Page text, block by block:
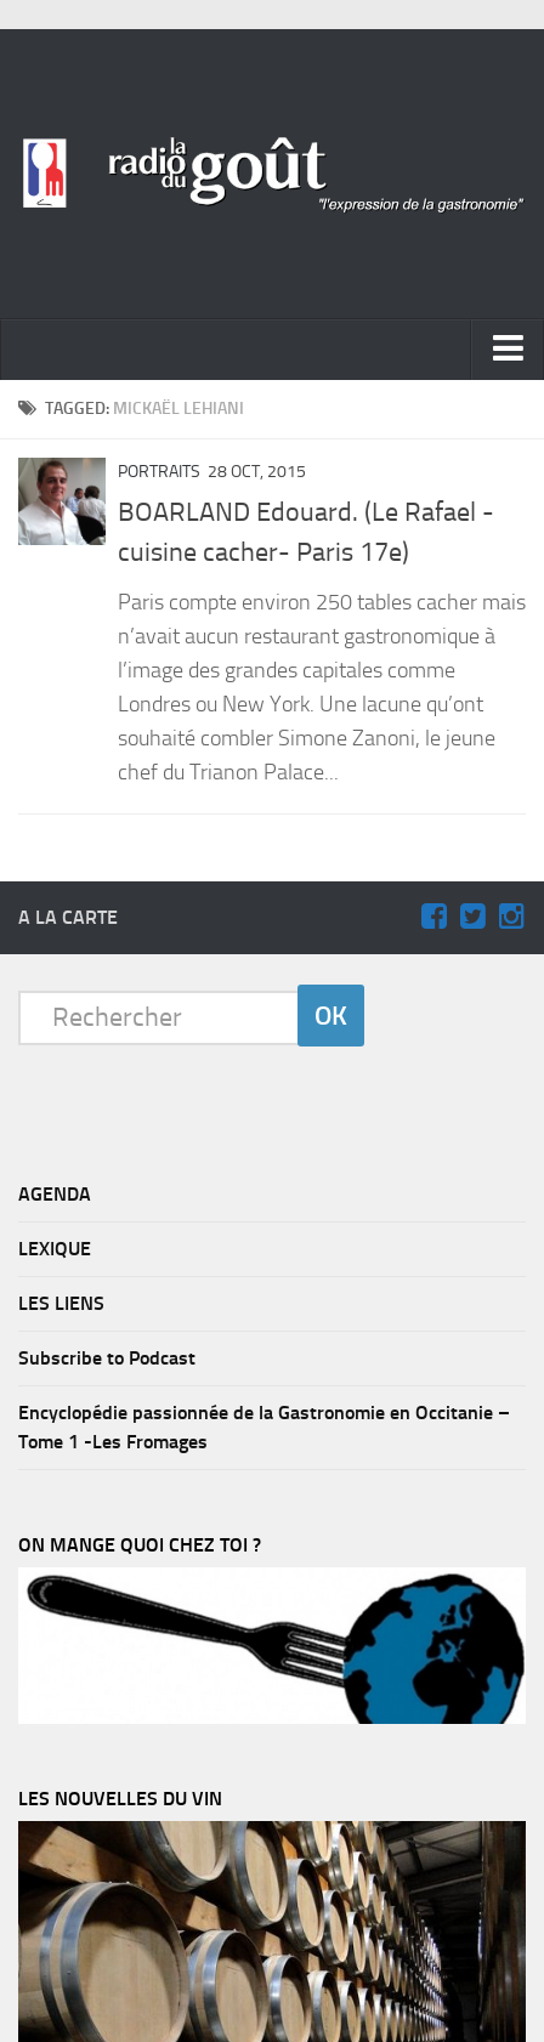
ACTUALITÉ
PORTRAITS
LIVRES
Desserts
TAGGED: MICKAËL LEHIANI
PORTRAITS 28 OCT, 2015
BOARLAND Edouard. (Le Rafael -
cuisine cacher- Paris 17e)
Paris compte environ 250 tables cacher mais
n’avait aucun restaurant gastronomique à
l’image des grandes capitales comme
Londres ou New York. Une lacune qu’ont
souhaité combler Simone Zanoni, le jeune
chef du Trianon Palace...
A LA CARTE
AGENDA
LEXIQUE
LES LIENS
Subscribe to Podcast
Encyclopédie passionnée de la Gastronomie en Occitanie –
Tome 1 -Les Fromages
ON MANGE QUOI CHEZ TOI ?
LES NOUVELLES DU VIN